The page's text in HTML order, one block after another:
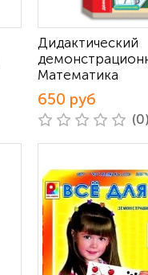
Дидактический
Математика
650 руб